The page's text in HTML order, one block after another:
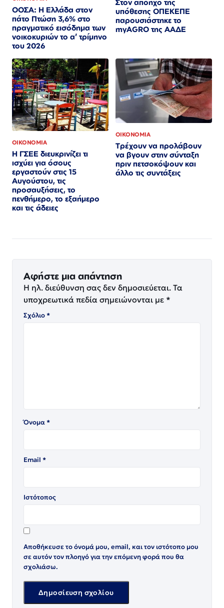
ΟΟΣΑ: Η Ελλάδα στον
πάτο Πτώση 3,6% στο
πραγματικό εισόδημα των
νοικοκυριών το α’ τρίμηνο
του 2026
Στον απόηχο της
υπόθεσης ΟΠΕΚΕΠΕ
παρουσιάστηκε το
myAGRO της ΑΑΔΕ
ΟΙΚΟΝΟΜΙΑ
Η ΓΣΕΕ διευκρινίζει τι
ισχύει για όσους
εργαστούν στις 15
Αυγούστου, τις
προσαυξήσεις, το
πενθήμερο, το εξαήμερο
και τις άδειες
ΟΙΚΟΝΟΜΙΑ
Τρέχουν να προλάβουν
να βγουν στην σύνταξη
πριν πετσοκόψουν και
άλλο τις συντάξεις
Αφήστε μια απάντηση
Η ηλ. διεύθυνση σας δεν δημοσιεύεται. Τα
υποχρεωτικά πεδία σημειώνονται με *
Σχόλιο*
Όνομα*
Email *
Ιστότοπος
Αποθήκευσε το όνομά μου, email, και τον ιστότοπο μου
σε αυτόν τον πλοηγό για την επόμενη φορά που θα
σχολιάσω.